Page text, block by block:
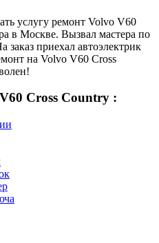
услугу ремонт Volvo V60
в Москве. Вызвал мастера по
заказ приехал автоэлектрик
на Volvo V60 Cross
Cross Country :